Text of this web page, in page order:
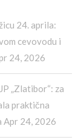
24. aprila:
cevovodu i
24, 2026
„Zlatibor“: za
praktična
Apr 24, 2026